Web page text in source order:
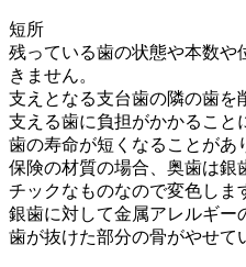
短所
残っている歯の状態や本数や
きません。
支えとなる支台歯の隣の歯を
支える歯に負担がかかること
歯の寿命が短くなることがあ
保険の材質の場合、奥歯は銀
チックなものなので変色しま
銀歯に対して金属アレルギー
歯が抜けた部分の骨がやせて